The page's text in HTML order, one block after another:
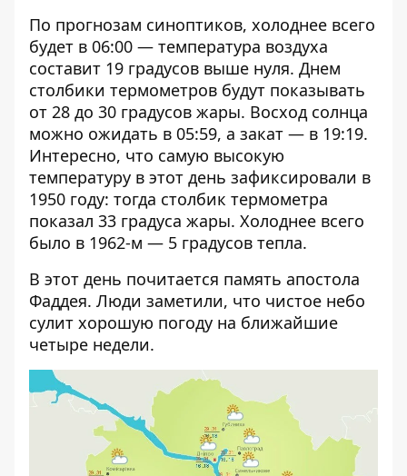
По прогнозам синоптиков, холоднее всего
будет в 06:00 — температура воздуха
составит 19 градусов выше нуля. Днем
столбики термометров будут показывать
от 28 до 30 градусов жары. Восход солнца
можно ожидать в 05:59, а закат — в 19:19.
Интересно, что самую высокую
температуру в этот день зафиксировали в
1950 году: тогда столбик термометра
показал 33 градуса жары. Холоднее всего
было в 1962-м — 5 градусов тепла.
В этот день почитается память апостола
Фаддея. Люди заметили, что чистое небо
сулит хорошую погоду на ближайшие
четыре недели.